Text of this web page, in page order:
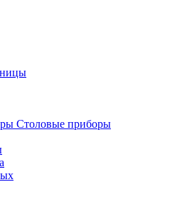
Cтоловые приборы